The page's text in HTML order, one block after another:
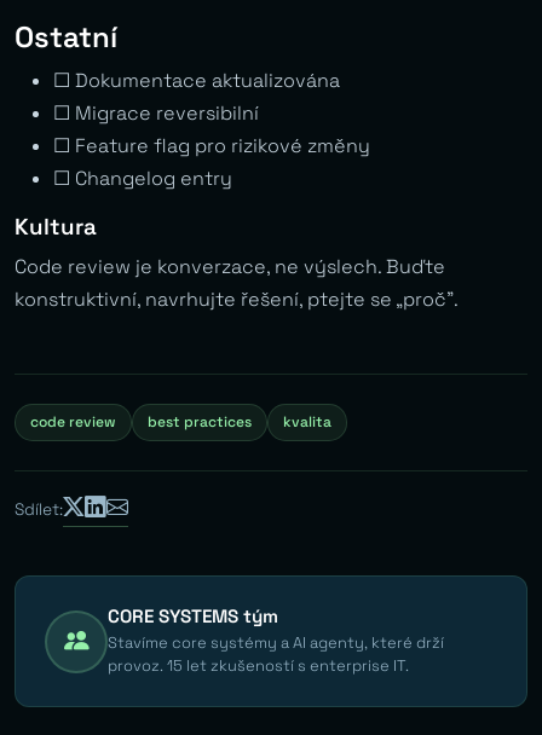
Ostatní
☐ Dokumentace aktualizována
☐ Migrace reversibilní
☐ Feature flag pro rizikové změny
☐ Changelog entry
Kultura
Code review je konverzace, ne výslech. Buďte
konstruktivní, navrhujte řešení, ptejte se „proč”.
code review best practices kvalita
Sdílet:
CORE SYSTEMS tým
Stavíme core systémy a AI agenty, které drží
provoz. 15 let zkušeností s enterprise IT.